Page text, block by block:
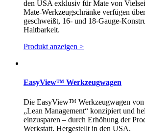
den USA exklusiv für Mate von
Mate-Werkzeugschränke verfügen
geschweißt, 16- und 18-Gauge-
Haltbarkeit.
Produkt anzeigen >
EasyView™ Werkzeugwagen
Die EasyView™ Werkzeugwagen von
„Lean Management“ konzipiert und
einzusparen – durch Erhöhung der
Werkstatt. Hergestellt in den USA.